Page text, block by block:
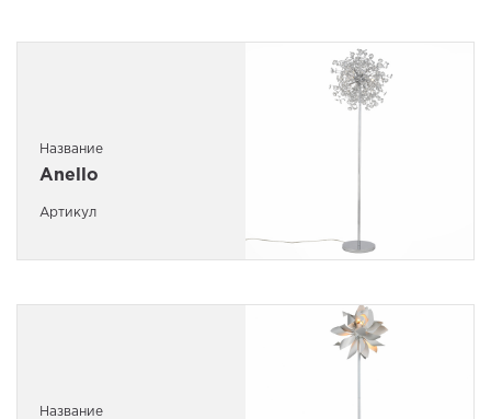
Название
Anello
Артикул
Название